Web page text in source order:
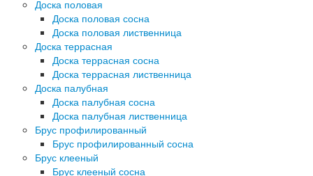
Доска половая
Доска половая сосна
Доска половая лиственница
Доска террасная
Доска террасная сосна
Доска террасная лиственница
Доска палубная
Доска палубная сосна
Доска палубная лиственница
Брус профилированный
Брус профилированный сосна
Брус клееный
Брус клееный сосна